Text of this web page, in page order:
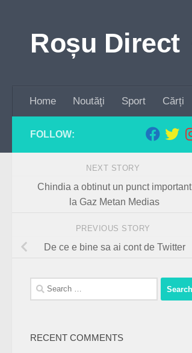
Roșu Direct
Home Noutăţi Sport Cărți
FOLLOW:
NEXT STORY
Chindia a obtinut un punct important
la Gaz Metan Medias
PREVIOUS STORY
De ce e bine sa ai cont de Twitter
Search
for:
RECENT COMMENTS